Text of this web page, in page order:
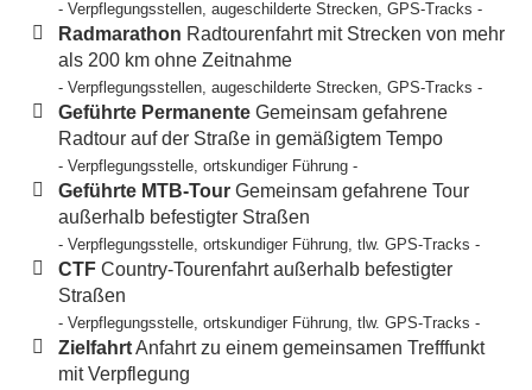
- Verpflegungsstellen, augeschilderte Strecken, GPS-Tracks -
Radmarathon Radtourenfahrt mit Strecken von mehr
als 200 km ohne Zeitnahme
- Verpflegungsstellen, augeschilderte Strecken, GPS-Tracks -
Geführte Permanente Gemeinsam gefahrene
Radtour auf der Straße in gemäßigtem Tempo
- Verpflegungsstelle, ortskundiger Führung -
Geführte MTB-Tour Gemeinsam gefahrene Tour
außerhalb befestigter Straßen
- Verpflegungsstelle, ortskundiger Führung, tlw. GPS-Tracks -
CTF Country-Tourenfahrt außerhalb befestigter
Straßen
- Verpflegungsstelle, ortskundiger Führung, tlw. GPS-Tracks -
ZielfahrtAnfahrt zu einem gemeinsamen Trefffunkt
mit Verpflegung